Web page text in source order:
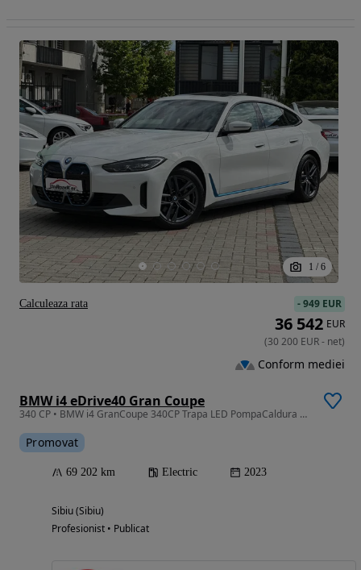
1 / 6
BMW i4 eDrive40 Gran Coupe
340 CP • BMW i4 GranCoupe 340CP Trapa LED PompaCaldura Garantie
Promovat
69 202 km Electric 2023
Sibiu (Sibiu)
Profesionist • Publicat
-949 EUR
36 542 EUR
(30 200 EUR- net)
Conform mediei
Calculeaza rata